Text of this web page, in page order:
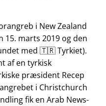
i New Zealand
15. marts 2019 og den
med 🇹🇷 Tyrkiet).
af en tyrkisk
præsident Recep
i Christchurch
fik en Arab News-